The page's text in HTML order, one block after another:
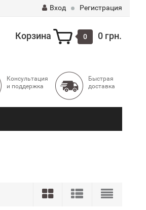
Вход Регистрация
Корзина 0 0 грн.
Консультация
и поддержка
Быстрая
доставка